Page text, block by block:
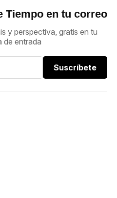
Tiempo en tu correo
y perspectiva, gratis en tu
de entrada
Suscríbete